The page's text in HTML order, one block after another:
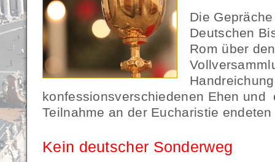
Die
Deutschen
Rom über
konfessionsverschiedenen Ehen und
Teilnahme an der Eucharistie
Kein deutscher Sonderweg